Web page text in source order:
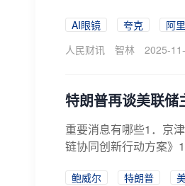
AI眼镜 夸克
阿里
人民财讯
智林 2025-
特朗普再谈美联
重要消息有哪些1．京
链协同创新行动方案》
鲍威尔 特朗普